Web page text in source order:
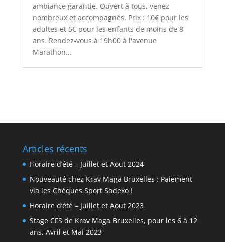
ambiance garantie. Ouvert à tous, venez
nombreux et accompagnés. Prix : 10€ pour les
adultes et 5€ pour les enfants de moins de 8
ans. Rendez-vous à 19h00 à l'avenue
Marathon...
Articles récents
Horaire d’été – Juillet et Aout 2024
Nouveauté chez Krav Maga Bruxelles : Paiement
via les Chèques Sport Sodexo !
Horaire d’été – Juillet et Aout 2023
Stage CFS de Krav Maga Bruxelles, pour les 6 à 12
ans, Avril et Mai 2023